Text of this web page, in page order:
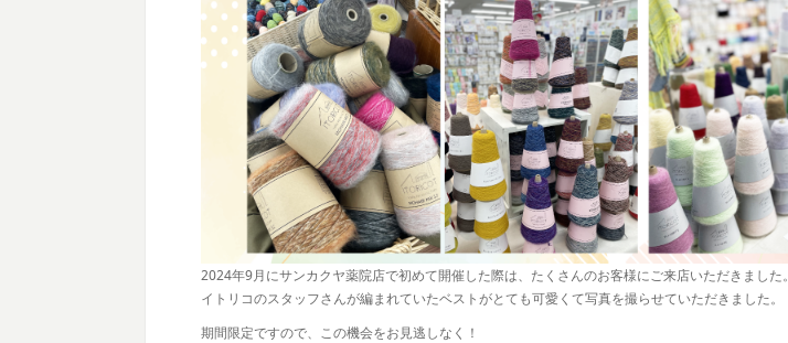
2024年9月にサンカクヤ薬院店で初めて開催した際は、たくさんのお客様にご来店いただきました。
イトリコのスタッフさんが編まれていたベストがとても可愛くて写真を撮らせていただきました。
期間限定ですので、この機会をお見逃しなく！